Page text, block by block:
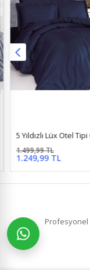
1.249,99 TL
1.499,99 TL
Profesyonel